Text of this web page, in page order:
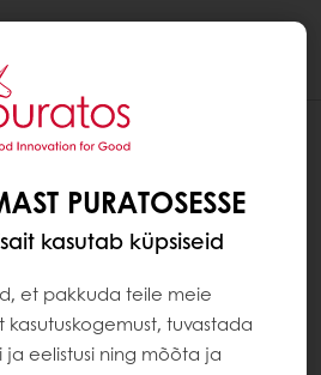
ŠOKOLAAD NII
tuntud oma hõrgu,
ja maitse poolest. Belgia
koostisosade
tootmisprotsess, mida
kasutatakse.
PURATOSESSE
kasutab küpsiseid
et pakkuda teile meie
tuvastada
ja eelistusi ning mõõta ja